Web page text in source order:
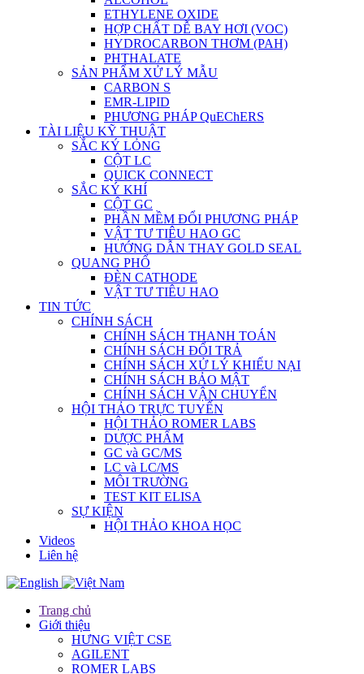
ETHYLENE OXIDE
HỢP CHẤT DỄ BAY HƠI (VOC)
HYDROCARBON THƠM (PAH)
PHTHALATE
SẢN PHẨM XỬ LÝ MẪU
CARBON S
EMR-LIPID
PHƯƠNG PHÁP QuEChERS
TÀI LIỆU KỸ THUẬT
SẮC KÝ LỎNG
CỘT LC
QUICK CONNECT
SẮC KÝ KHÍ
CỘT GC
PHẦN MỀM ĐỔI PHƯƠNG PHÁP
VẬT TƯ TIÊU HAO GC
HƯỚNG DẪN THAY GOLD SEAL
QUANG PHỔ
ĐÈN CATHODE
VẬT TƯ TIÊU HAO
TIN TỨC
CHÍNH SÁCH
CHÍNH SÁCH THANH TOÁN
CHÍNH SÁCH ĐỔI TRẢ
CHÍNH SÁCH XỬ LÝ KHIẾU NẠI
CHÍNH SÁCH BẢO MẬT
CHÍNH SÁCH VẬN CHUYỂN
HỘI THẢO TRỰC TUYẾN
HỘI THẢO ROMER LABS
DƯỢC PHẨM
GC và GC/MS
LC và LC/MS
MÔI TRƯỜNG
TEST KIT ELISA
SỰ KIỆN
HỘI THẢO KHOA HỌC
Videos
Liên hệ
Trang chủ
Giới thiệu
HƯNG VIỆT CSE
AGILENT
ROMER LABS